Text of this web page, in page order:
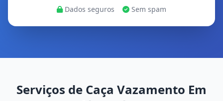
Dados seguros Sem spam
Serviços de Caça Vazamento Em